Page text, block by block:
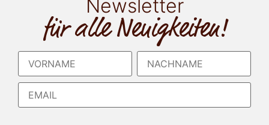
Newsletter
für alle Neuigkeiten!